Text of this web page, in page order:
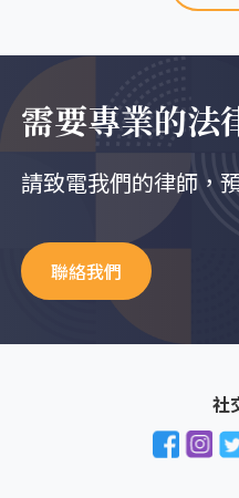
需要專業的法
請致電我們的律師，
聯絡我們
社